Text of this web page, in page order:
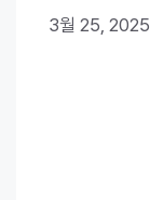
3월 25, 2025